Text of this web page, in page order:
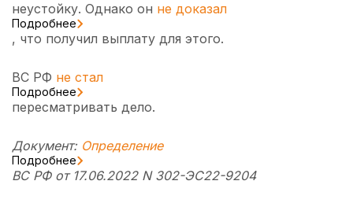
неустойку. Однако он не доказал
Подробнее
, что получил выплату для этого.
ВС РФ не стал
Подробнее
пересматривать дело.
Документ: Определение
Подробнее
ВС РФ от 17.06.2022 N 302-ЭС22-9204